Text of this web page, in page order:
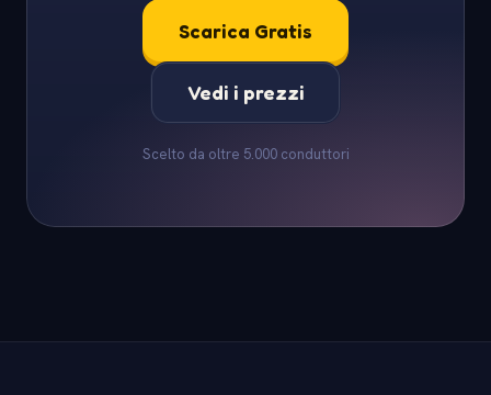
Scarica Gratis
Vedi i prezzi
Scelto da oltre 5.000 conduttori